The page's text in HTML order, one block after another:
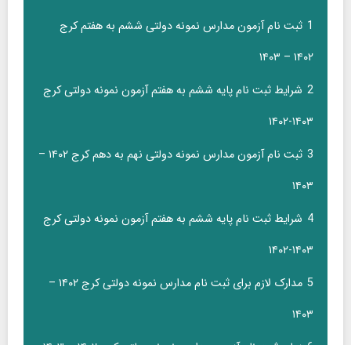
1 ثبت نام آزمون مدارس نمونه دولتی ششم به هفتم کرج
۱۴۰۲ – ۱۴۰۳
2 شرایط ثبت نام پایه ششم به هفتم آزمون نمونه دولتی کرج
۱۴۰۳-۱۴۰۲
3
ثبت نام آزمون مدارس نمونه دولتی نهم به دهم کرج ۱۴۰۲ –
۱۴۰۳
4 شرایط ثبت نام پایه ششم به هفتم آزمون نمونه دولتی کرج
۱۴۰۳-۱۴۰۲
5
مدارک لازم برای ثبت نام مدارس نمونه دولتی کرج ۱۴۰۲ –
۱۴۰۳